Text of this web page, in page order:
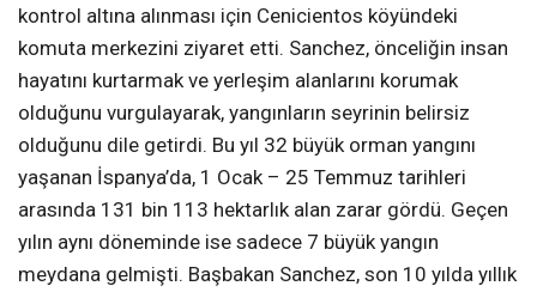
kontrol altına alınması için Cenicientos köyündeki
komuta merkezini ziyaret etti. Sanchez, önceliğin insan
hayatını kurtarmak ve yerleşim alanlarını korumak
olduğunu vurgulayarak, yangınların seyrinin belirsiz
olduğunu dile getirdi. Bu yıl 32 büyük orman yangını
yaşanan İspanya’da, 1 Ocak – 25 Temmuz tarihleri
arasında 131 bin 113 hektarlık alan zarar gördü. Geçen
yılın aynı döneminde ise sadece 7 büyük yangın
meydana gelmişti. Başbakan Sanchez, son 10 yılda yıllık